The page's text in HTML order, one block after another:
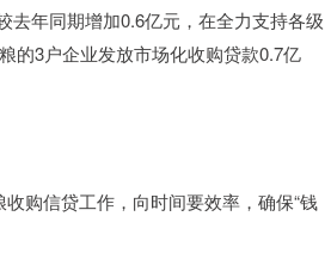
去年同期增加0.6亿元，在全力支持各级
的3户企业发放市场化收购贷款0.7亿
购信贷工作，向时间要效率，确保“钱